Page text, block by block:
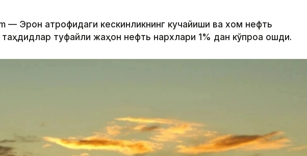
— Эрон атрофидаги кескинликнинг кучайиши ва хом нефть
туфайли жаҳон нефть нархлари 1% дан кўпроққа ошди.